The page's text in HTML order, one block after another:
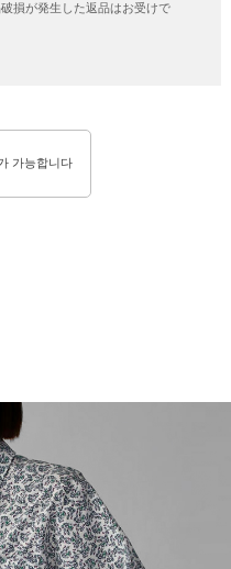
損が発生した返品はお受けで
가능합니다